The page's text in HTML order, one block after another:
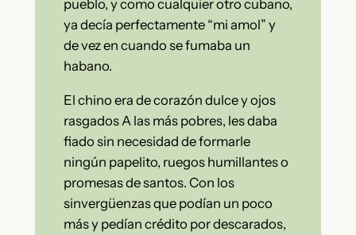
pueblo, y como cualquier otro cubano,
ya decía perfectamente “mi amol” y
de vez en cuando se fumaba un
habano.
El chino era de corazón dulce y ojos
rasgados A las más pobres, les daba
fiado sin necesidad de formarle
ningún papelito, ruegos humillantes o
promesas de santos. Con los
sinvergüenzas que podían un poco
más y pedían crédito por descarados,